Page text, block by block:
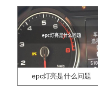
epc灯亮是什么问题